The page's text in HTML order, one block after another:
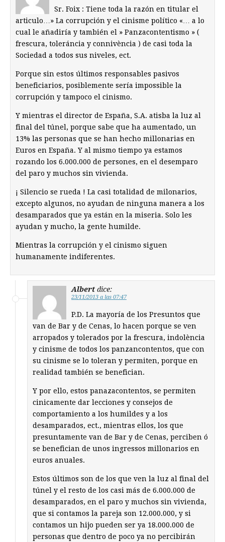
Sr. Foix : Tiene toda la razón en titular el
articulo…» La corrupción y el cinisme político «… a lo
cual le añadiría y también el » Panzacontentismo » (
frescura, toleráncia y connivència ) de casi toda la
Sociedad a todos sus niveles, ect.
Porque sin estos últimos responsables pasivos
beneficiarios, posiblemente sería impossible la
corrupción y tampoco el cinismo.
Y mientras el director de España, S.A. atisba la luz al
final del túnel, porque sabe que ha aumentado, un
13% las personas que se han hecho millonarias en
Euros en España. Y al mismo tiempo ya estamos
rozando los 6.000.000 de persones, en el desemparo
del paro y muchos sin vivienda.
¡ Silencio se rueda ! La casi totalidad de milonarios,
excepto algunos, no ayudan de ninguna manera a los
desamparados que ya están en la miseria. Solo les
ayudan y mucho, la gente humilde.
Mientras la corrupción y el cinismo siguen
humanamente indiferentes.
Albert dice:
23/11/2013 a las 07:47
P.D. La mayoría de los Presuntos que
van de Bar y de Cenas, lo hacen porque se ven
arropados y tolerados por la frescura, indolència
y cinisme de todos los panzancontentos, que con
su cinisme se lo toleran y permiten, porque en
realidad también se benefician.
Y por ello, estos panazacontentos, se permiten
cinicamente dar lecciones y consejos de
comportamiento a los humildes y a los
desamparados, ect., mientras ellos, los que
presuntamente van de Bar y de Cenas, perciben ó
se benefician de unos ingressos millonarios en
euros anuales.
Estos últimos son de los que ven la luz al final del
túnel y el resto de los casi más de 6.000.000 de
desamparados, en el paro y muchos sin vivienda,
que si contamos la pareja son 12.000.000, y si
contamos un hijo pueden ser ya 18.000.000 de
personas que dentro de poco ya no percibirán